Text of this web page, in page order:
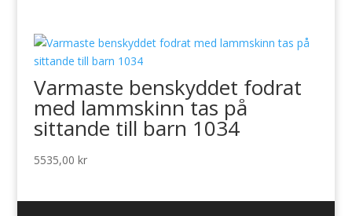
Varmaste benskyddet fodrat
med lammskinn tas på
sittande till barn 1034
5535,00 kr